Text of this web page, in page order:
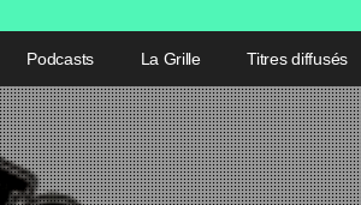
Podcasts La Grille Titres diffusés